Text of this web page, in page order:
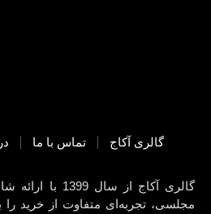
گالری آکاج تماس با ما
گالری آکاج از
مجلسی، تجربه‌ای متفاوت از خرید